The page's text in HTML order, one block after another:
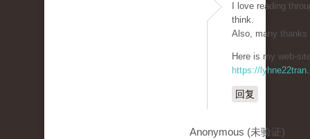
I love reading
think.
Also, many thanks
Here is my web-
https://
回复
Anonymous (未验证)